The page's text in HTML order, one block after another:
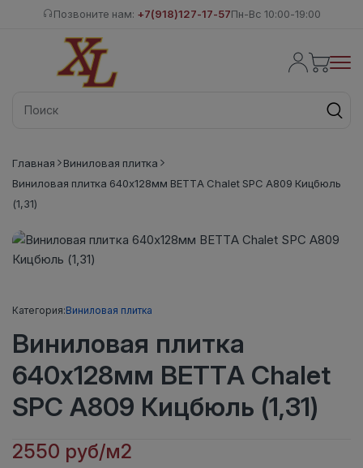
Позвоните нам: +7(918)127-17-57Пн-Вс 10:00-19:00
Главная
Виниловая плитка
Виниловая плитка 640x128мм BETTA Chalet SPC A809 Кицбюль
(1,31)
Категория:Виниловая плитка
Виниловая плитка
640x128мм BETTA Chalet
SPC A809 Кицбюль (1,31)
2550 руб/м2